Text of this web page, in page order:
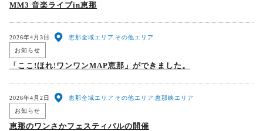
MM3 音楽ライブin恵那
「ここ!ほれ!ワンワンMAP恵那」ができました。
お知らせ
2026年4月3日 恵那全域エリア その他エリア
恵那のワンさかフェスティバルの開催
お知らせ
2026年4月2日 恵那全域エリア その他エリア 恵那峡エリア